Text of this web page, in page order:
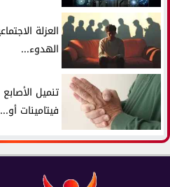
العزلة
الهدوء...
تنميل
فيتامينات أو...